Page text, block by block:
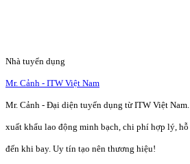
Nhà tuyển dụng
Mr. Cảnh - ITW Việt Nam
Mr. Cảnh - Đại diện tuyển dụng từ ITW Việt
xuất khẩu lao động minh bạch, chi phí hợp lý,
đến khi bay. Uy tín tạo nên thương hiệu!